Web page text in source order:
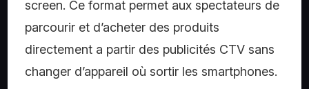
screen. Ce format permet aux spectateurs de
parcourir et d’acheter des produits
directement a partir des publicités CTV sans
changer d’appareil où sortir les smartphones.